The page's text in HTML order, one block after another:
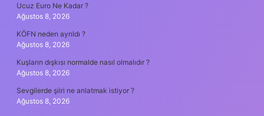
Ucuz Euro Ne Kadar ?
Ağustos 8, 2026
KÖFN neden ayrıldı ?
Ağustos 8, 2026
Kuşların dışkısı normalde nasıl olmalıdır ?
Ağustos 8, 2026
Sevgilerde şiiri ne anlatmak istiyor ?
Ağustos 8, 2026